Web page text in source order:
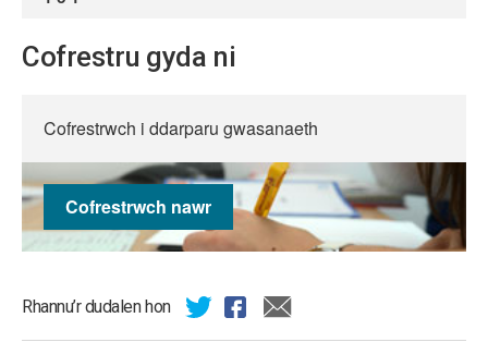
Cofrestru gyda ni
Cofrestrwch i ddarparu gwasanaeth
Cofrestrwch nawr
Rhannu’r dudalen hon